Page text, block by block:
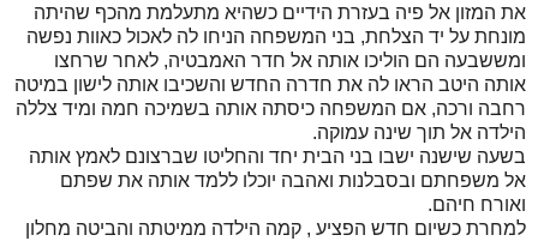
את המזון אל פיה בעזרת הידיים כשהיא מתעלמת מהכף שהיתה
מונחת על יד הצלחת, בני המשפחה הניחו לה לאכול כאוות נפשה
ומששבעה הם הוליכו אותה אל חדר האמבטיה, לאחר שרחצו
אותה היטב הראו לה את חדרה החדש והשכיבו אותה לישון במיטה
רחבה ורכה, אם המשפחה כיסתה אותה בשמיכה חמה ומיד צללה
הילדה אל תוך שינה עמוקה.
בשעה שישנה ישבו בני הבית יחד והחליטו שברצונם לאמץ אותה
אל משפחתם ובסבלנות ואהבה יוכלו ללמד אותה את שפתם
ואורח חיהם.
למחרת כשיום חדש הפציע , קמה הילדה ממיטתה והביטה מחלון